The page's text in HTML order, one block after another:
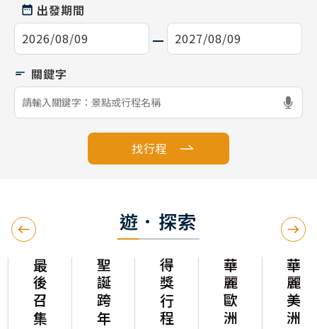
出發期間
找行程
遊．探索
最後召集 聖誕跨年 得獎行程 華麗歐洲 華麗美洲